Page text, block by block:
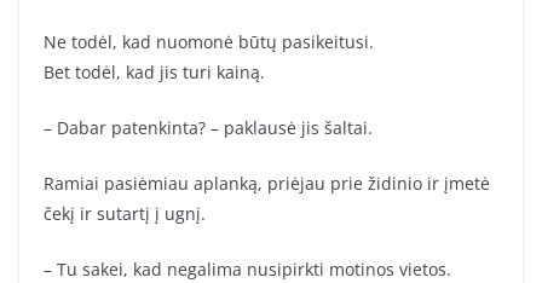
Ne todėl, kad nuomonė būtų pasikeitusi.
Bet todėl, kad jis turi kainą.
– Dabar patenkinta? – paklausė jis šaltai.
Ramiai pasiėmiau aplanką, priėjau prie židinio ir įmetė
čekį ir sutartį į ugnį.
– Tu sakei, kad negalima nusipirkti motinos vietos.